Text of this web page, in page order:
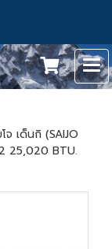
จ เด็นกิ (SAIJO
25,020 BTU.